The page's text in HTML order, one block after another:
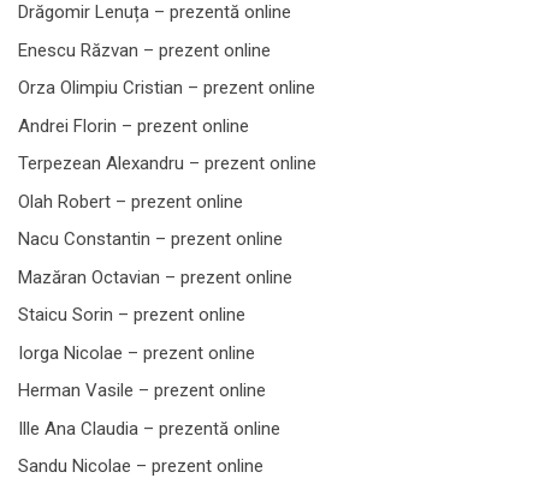
Drăgomir Lenuța – prezentă online
Enescu Răzvan – prezent online
Orza Olimpiu Cristian – prezent online
Andrei Florin – prezent online
Terpezean Alexandru – prezent online
Olah Robert – prezent online
Nacu Constantin – prezent online
Mazăran Octavian – prezent online
Staicu Sorin – prezent online
Iorga Nicolae – prezent online
Herman Vasile – prezent online
Ille Ana Claudia – prezentă online
Sandu Nicolae – prezent online